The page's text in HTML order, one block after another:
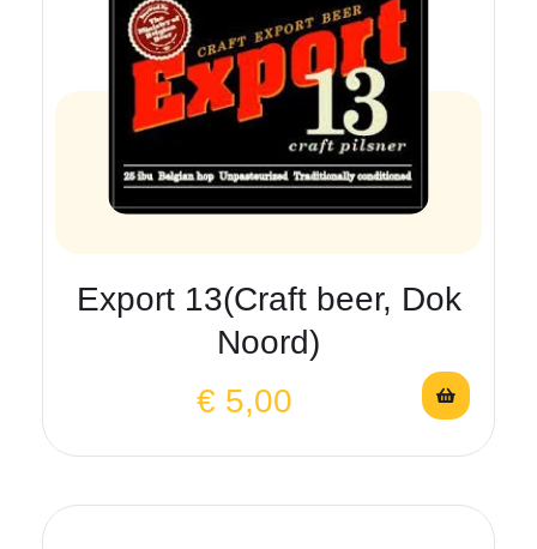
Export 13(Craft beer, Dok
Noord)
€ 5,00